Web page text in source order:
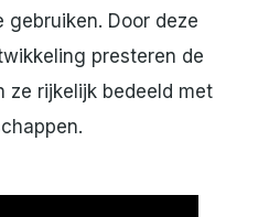
Door deze
presteren de
ze rijkelijk bedeeld met